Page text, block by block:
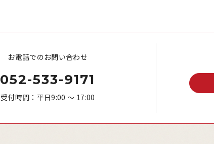
お電話でのお問い合わせ
052-533-9171
受付時間：平日9:00 ～ 17:00